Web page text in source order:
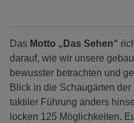
Das Motto „Das Sehen“
darauf, wie wir unsere
bewusster betrachten und
Blick in die Schaugärten
taktiler Führung anders
locken 125 Möglichkeiten.